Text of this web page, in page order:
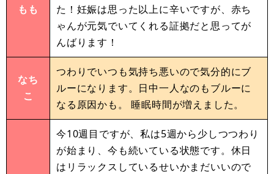
もも
た！妊娠は思った以上に辛いですが、赤ち
ゃんが元気でいてくれる証拠だと思ってが
んばります！
なち
こ
つわりでいつも気持ち悪いので気分的にブ
ルーになります。日中一人なのもブルーに
なる原因かも。 睡眠時間が増えました。
今10週目ですが、私は5週から少しつつわり
が始まり、今も続いている状態です。休日
はリラックスしているせいかまだいいので